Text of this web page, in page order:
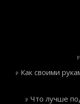
Как своими
Что лучше